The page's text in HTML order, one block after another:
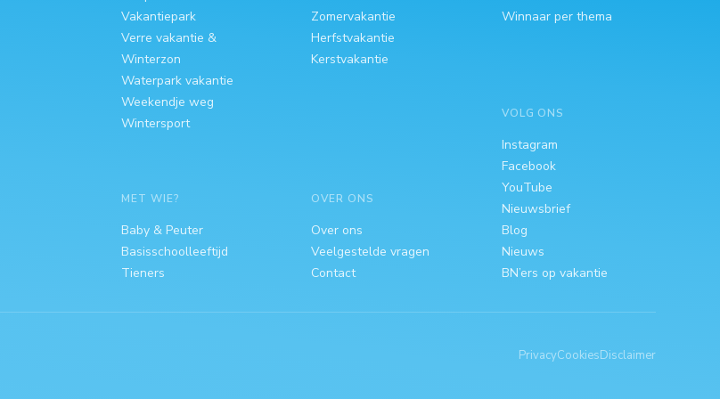
Vakantiepark
Verre vakantie &
Winterzon
Waterpark vakantie
Weekendje weg
Wintersport
MET WIE?
Baby & Peuter
Basisschoolleeftijd
Tieners
Zomervakantie
Herfstvakantie
Kerstvakantie
OVER ONS
Over ons
Veelgestelde vragen
Contact
Winnaar per thema
VOLG ONS
Instagram
Facebook
YouTube
Nieuwsbrief
Blog
Nieuws
BN’ers op vakantie
PrivacyCookiesDisclaimer